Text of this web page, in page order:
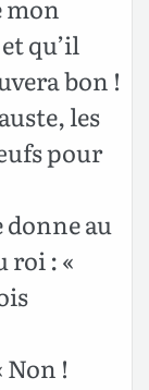
mon
et qu’il
bon !
les
pour
donne au
roi : «
Non !